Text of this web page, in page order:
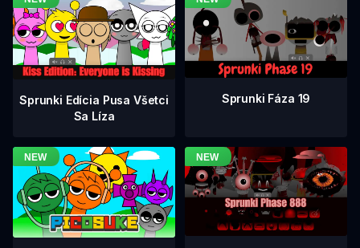
Sprunki Edícia Pusa Všetci
Sa Líza
Sprunki Fáza 19